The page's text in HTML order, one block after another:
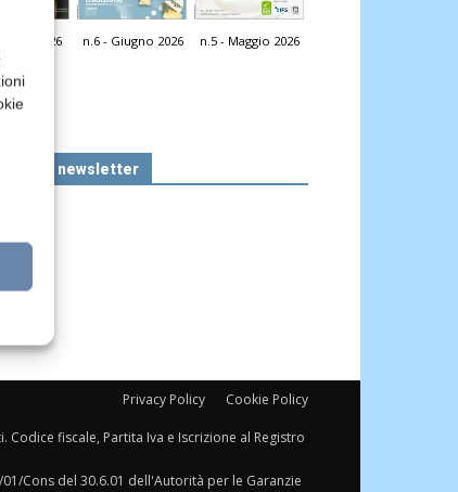
2026 n.6 - Giugno 2026 n.5 - Maggio 2026
alla newsletter
Privacy Policy Cookie Policy
Codice fiscale, Partita Iva e Iscrizione al Registro
Cons del 30.6.01 dell'Autorità per le Garanzie